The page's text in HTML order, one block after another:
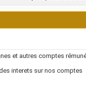
et autres comptes
interets sur nos comptes